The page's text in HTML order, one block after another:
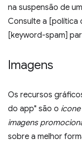
na suspensão de
Consulte a [política
[keyword-spam]
Imagens
Os recursos
do app" são o ícone
imagens
sobre a melhor